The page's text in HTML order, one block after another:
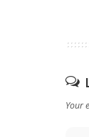
Your